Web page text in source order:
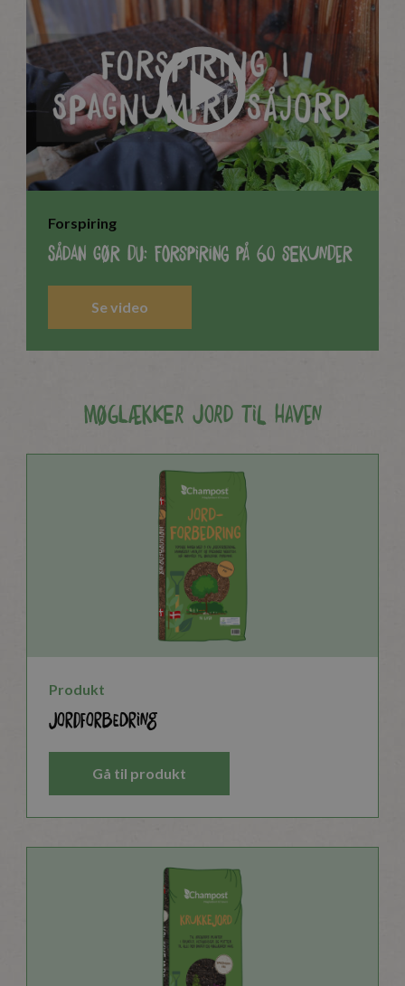
Forspiring
Sådan gør du: Forspiring på 60 sekunder
Se video
Møglækker jord til haven
Produkt
Jordforbedring
Gå til produkt